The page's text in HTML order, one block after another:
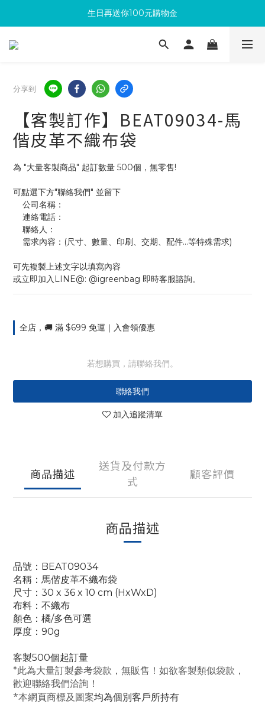
滿300回饋10%購物金
生日再送你100元購物金
加入成為新會員 馬上領取50元購物金
分享到
【客製訂作】BEAT09034-馬
偕皮革不織布袋
為 "大量客製商品" 起訂數量 500個，無零售!
可點選下方"聯絡我們" 並留下
    公司名稱：
    連絡電話：
    聯絡人：
    需求內容：(尺寸、數量、印刷、交期、配件...等特殊需求)
可先複製上述文字以填寫內容
或立即加入LINE@: @igreenbag 即時客服諮詢。
全店，🚚 滿 $699 免運｜入會領優惠
若想購買，請聯絡我們。
聯絡我們
加入追蹤清單
商品描述
送貨及付款方
式
顧客評價
商品描述
品號：BEAT09034
名稱：馬偕皮革不織布袋
尺寸：30 x 36 x 10 cm (HxWxD)
布料：不織布
顏色：橘/多色可選
厚度：90g
客製500個起訂量
*此為大量訂製參考袋款，無販售！如欲客製類似袋款，
歡迎聯絡我們洽詢！
*本網頁商標及圖案均為個別客戶所持有